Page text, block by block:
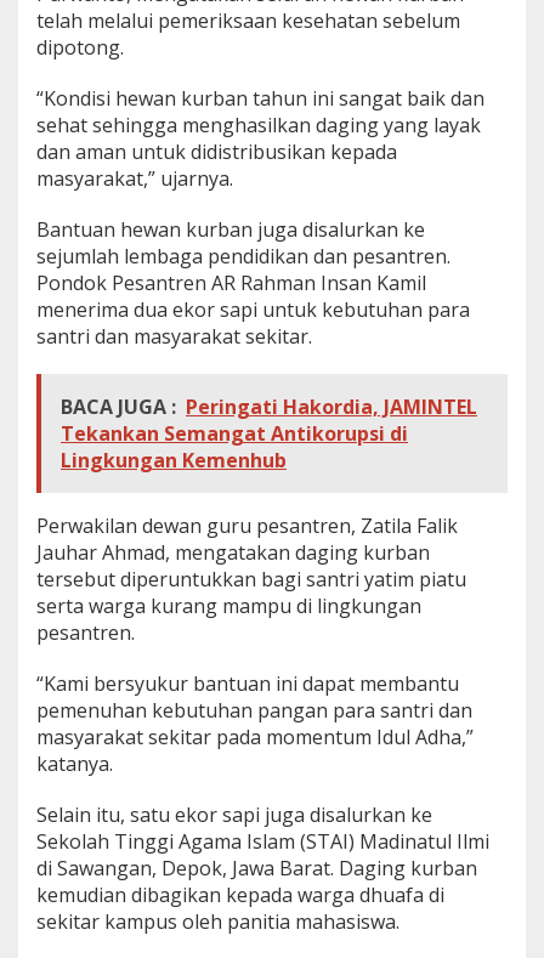
telah melalui pemeriksaan kesehatan sebelum
dipotong.
“Kondisi hewan kurban tahun ini sangat baik dan
sehat sehingga menghasilkan daging yang layak
dan aman untuk didistribusikan kepada
masyarakat,” ujarnya.
Bantuan hewan kurban juga disalurkan ke
sejumlah lembaga pendidikan dan pesantren.
Pondok Pesantren AR Rahman Insan Kamil
menerima dua ekor sapi untuk kebutuhan para
santri dan masyarakat sekitar.
BACA JUGA : Peringati Hakordia, JAMINTEL
Tekankan Semangat Antikorupsi di
Lingkungan Kemenhub
Perwakilan dewan guru pesantren, Zatila Falik
Jauhar Ahmad, mengatakan daging kurban
tersebut diperuntukkan bagi santri yatim piatu
serta warga kurang mampu di lingkungan
pesantren.
“Kami bersyukur bantuan ini dapat membantu
pemenuhan kebutuhan pangan para santri dan
masyarakat sekitar pada momentum Idul Adha,”
katanya.
Selain itu, satu ekor sapi juga disalurkan ke
Sekolah Tinggi Agama Islam (STAI) Madinatul Ilmi
di Sawangan, Depok, Jawa Barat. Daging kurban
kemudian dibagikan kepada warga dhuafa di
sekitar kampus oleh panitia mahasiswa.